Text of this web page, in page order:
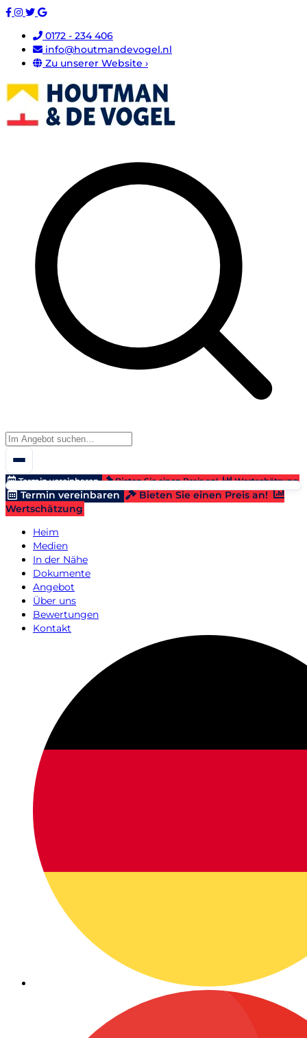
0172 - 234 406
info@houtmandevogel.nl
Zu unserer Website ›
Termin vereinbaren Bieten Sie einen Preis an! Wertschätzung
Termin vereinbaren
Bieten Sie einen Preis an!
Wertschätzung
Heim
Medien
In der Nähe
Dokumente
Angebot
Über uns
Bewertungen
Kontakt